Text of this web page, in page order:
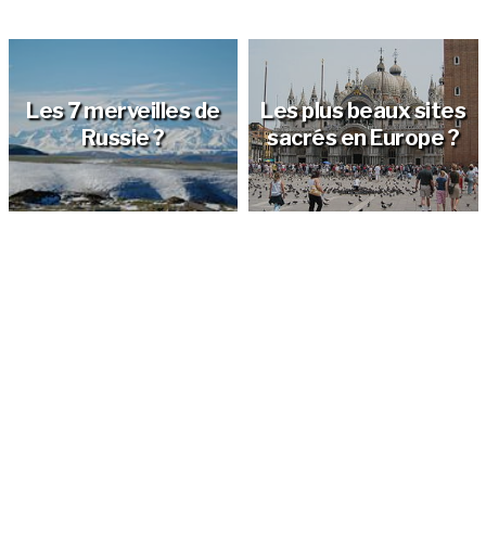
Les 7 merveilles de
Russie ?
Les plus beaux sites
sacrés en Europe ?